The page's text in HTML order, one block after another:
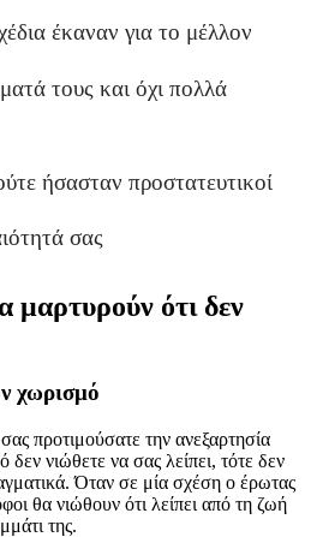
έκαναν για το μέλλον
τους και όχι πολλά
ήσασταν προστατευτικοί
σας
μαρτυρούν ότι δεν
χωρισμό
προτιμούσατε την ανεξαρτησία
νιώθετε να σας λείπει, τότε δεν
Όταν σε μία σχέση ο έρωτας
θα νιώθουν ότι λείπει από τη ζωή
της.